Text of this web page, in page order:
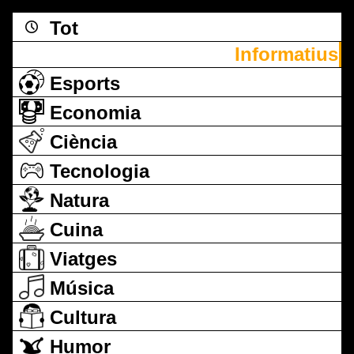
Tot
Informatius
Esports
Economia
Ciència
Tecnologia
Natura
Cuina
Viatges
Música
Cultura
Humor